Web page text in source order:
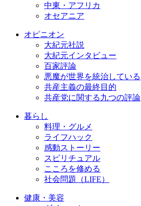
中東・アフリカ
オセアニア
オピニオン
大紀元社説
大紀元インタビュー
百家評論
悪魔が世界を統治している
共産主義の最終目的
共産党に関する九つの評論
暮らし
料理・グルメ
ライフハック
感動ストーリー
スピリチュアル
こころを修める
社会問題（LIFE）
健康・美容